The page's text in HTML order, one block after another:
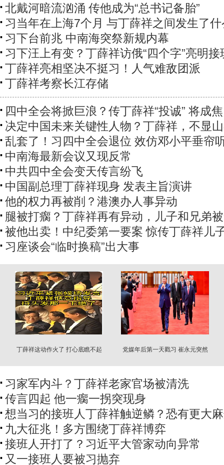
北戴河暗流汹涌 传他成为“总书记备胎”
习当年在上海7个月 与丁薛祥之间发生了什
习下台前兆 中南海突祭新规内幕
习下汪上有变？丁薛祥访俄“四个字”亮明接
丁薛祥亮相坚决不挺习！人气难敌团派
丁薛祥考察长江存储
四中全会将掀巨浪？传丁薛祥“投诚” 将成
决定中国未来关键性人物？丁薛祥，不显
乱套了！习四中全会退位 效仿邓小平垂帘
中南海最新会议又现反常
中共四中全会变天传言纷飞
中国副总理丁薛祥现身 发表主旨演讲
他的权力再被削？港澳办人事异动
腿被打瘸？丁薛祥再有异动，儿子和兄弟
被他出卖！中纪委第一要案 惊传丁薛祥儿
习座谈会“临时换稿”出大事
丁薛祥这动作火了 打心底瞧不起
党媒年后第一天戳习 崔永元突然
习家军内斗？丁薛祥老家官场被清洗
传言四起 他一瘸一拐突现身
想当习的接班人丁薛祥触逆鳞？恐有更大
九大征兆！多方围绕丁薛祥博弈
接班人开打了？习近平大管家动向异常
又一接班人要被习抛弃